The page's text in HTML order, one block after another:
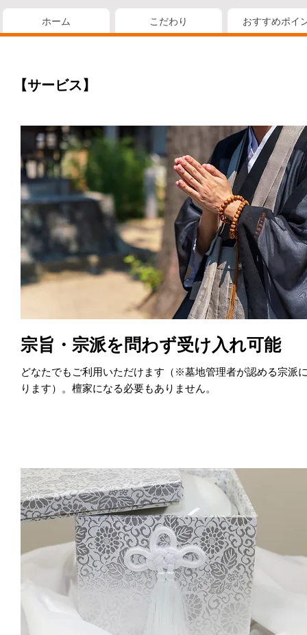
ホーム こだわり おすすめポイ
【サービス】
宗旨・宗派を問わず受け入れ可能
どなたでもご利用いただけます（※墓地管理者が認める宗派
ります）。檀家になる必要もありません。